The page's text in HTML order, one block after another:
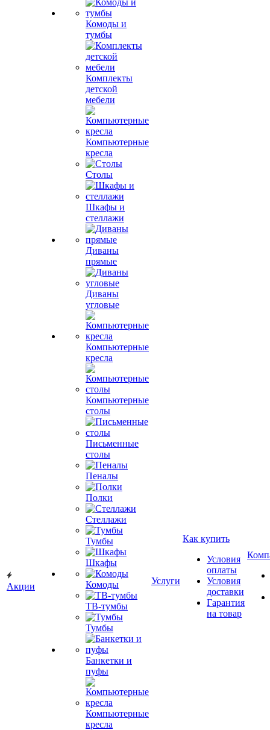
Акции
Комоды и
тумбы
Комплекты
детской
мебели
Компьютерные
кресла
Столы
Шкафы и
стеллажи
Диваны
прямые
Диваны
угловые
Компьютерные
кресла
Компьютерные
столы
Письменные
столы
Пеналы
Полки
Стеллажи
Тумбы
Шкафы
Комоды
ТВ-тумбы
Тумбы
Банкетки и
пуфы
Компьютерные
кресла
Услуги
Как купить
Условия
оплаты
Условия
доставки
Гарантия
на товар